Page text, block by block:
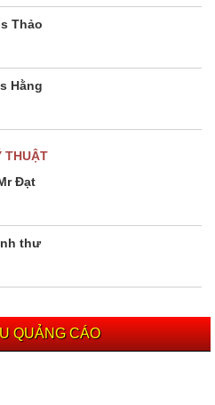
Thảo
Hằng
THUẬT
Đạt
thư
QUẢNG CÁO